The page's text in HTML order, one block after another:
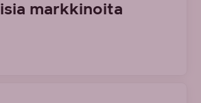
markkinoita